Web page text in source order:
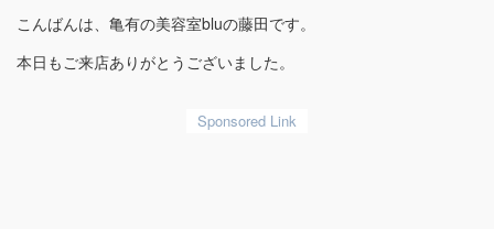
こんばんは、亀有の美容室bluの藤田です。
本日もご来店ありがとうございました。